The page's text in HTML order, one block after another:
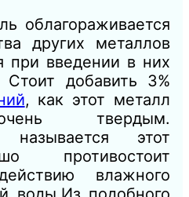
облагораживается
других металлов
при введении в них
добавить 3%
, как этот металл
твердым.
называется этот
противостоит
влажного